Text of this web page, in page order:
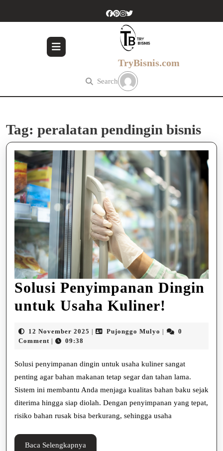
TryBisnis.com
Search
Tag: peralatan pendingin bisnis
Solusi Penyimpanan Dingin
untuk Usaha Kuliner!
untuk
Usaha
Kuliner!
12 November 2025 12
Pujonggo Mulyo Pujonggo
0
Comment
09:38
Solusi penyimpanan dingin untuk usaha kuliner sangat
penting agar bahan makanan tetap segar dan tahan lama.
Sistem ini membantu Anda menjaga kualitas bahan baku sejak
diterima hingga siap diolah. Dengan penyimpanan yang tepat,
risiko bahan rusak bisa berkurang, sehingga usaha
Baca Selengkapnya